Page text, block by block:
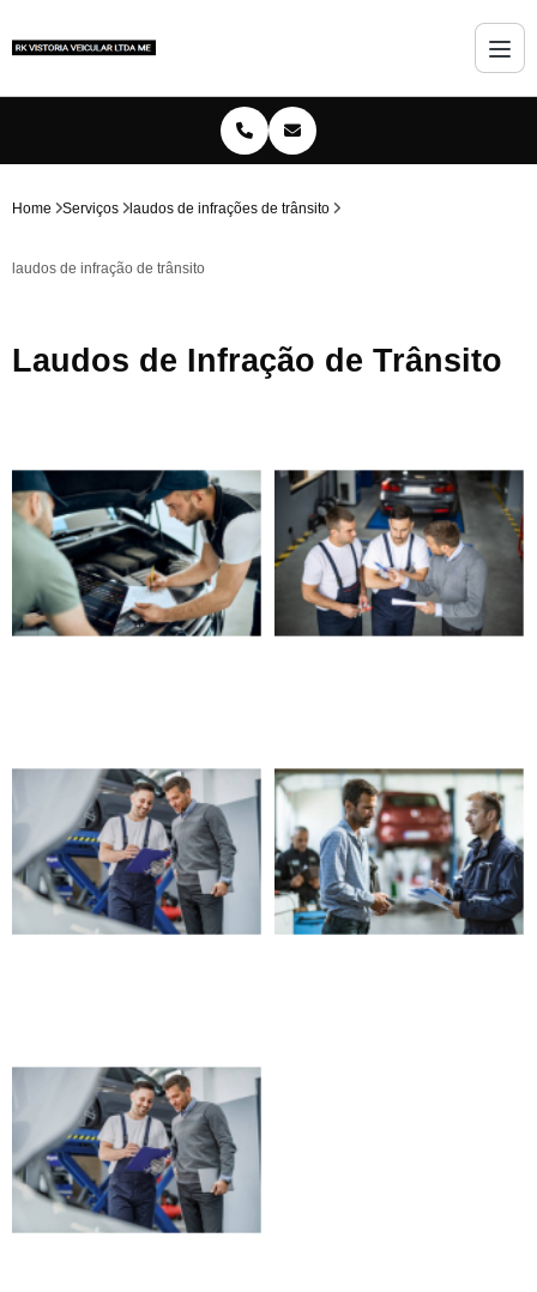
Home Serviços laudos de infrações de trânsito
laudos de infração de trânsito
Laudos de Infração de Trânsito